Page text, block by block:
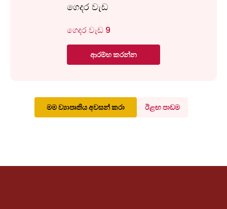
ගෙදර වැඩ
ගෙදර වැඩ 9
ආරම්භ කරන්න
මම ව්‍යාපෘතිය අවසන් කරා ඊළඟ පාඩම